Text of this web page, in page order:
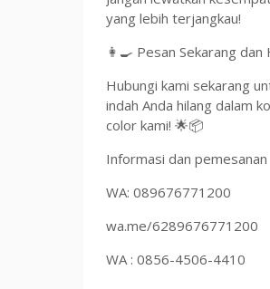
yang lebih terjangkau!
👩‍🍳 Pesan Sekarang
Hubungi kami sekarang
indah Anda hilang dalam
color kami! 🌟📦
Informasi dan pemesanan
WA: 089676771200
wa.me/6289676771200
WA : 0856-4506-4410